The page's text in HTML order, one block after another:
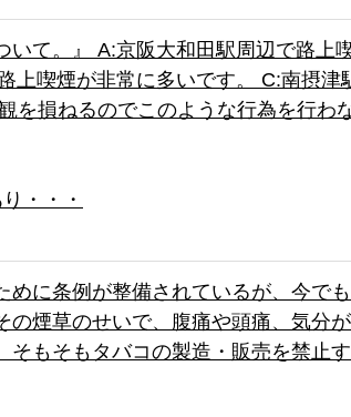
いて。』 A:京阪大和田駅周辺で路上
上喫煙が非常に多いです。 C:南摂津
を損ねるのでこのような行為を行わ
・・・
めに条例が整備されているが、今で
の煙草のせいで、腹痛や頭痛、気分
そもそもタバコの製造・販売を禁止